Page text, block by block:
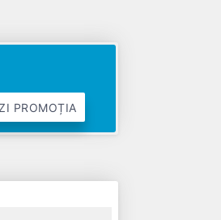
PROMOȚIA